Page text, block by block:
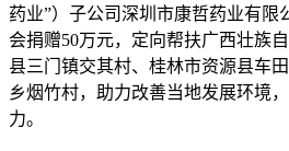
药业”）子公司深圳市康哲药业有限
会捐赠50万元，定向帮扶广西壮族
县三门镇交其村、桂林市资源县车
乡烟竹村，助力改善当地发展环境
力。